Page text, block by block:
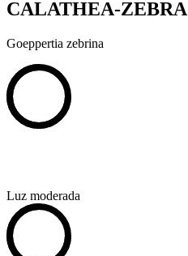
CALATHEA-ZEBRA
Goeppertia zebrina
Luz moderada